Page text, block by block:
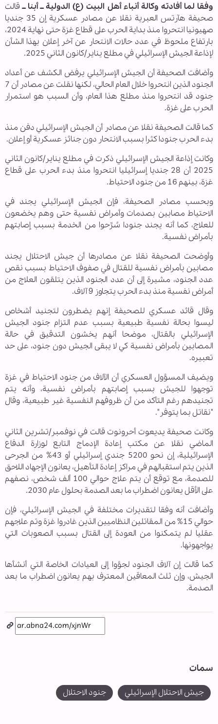
وفقا لما أفادته وكالة أنباء أهل البيت (ع) الدولية ــ أبنا ــقالت
صحيفة هآرتس العبرية نقلا عن مصادر عسكرية إن 35 جنديا
صهيونيا انتحروا منذ بداية الحرب على قطاع غزة حتى نهاية 2024،
بارتفاع ملحوظ في عدد حالات الانتحار عن آخر إعلان بهذا الشأن
لإذاعة الجيش الإسرائيلي في مطلع يناير/كانون الثاني 2025.
وأضافت الصحيفة أن الجيش الإسرائيلي يرفض الكشف عن أعداد
الجنود الذين انتحروا خلال العام الحالي، لكنها نقلت عن مصادر أن 7
جنود قد انتحروا منذ مطلع هذا العام، وأن السبب هو استمرار
الحرب على غزة.
كما قالت الصحيفة نقلا عن مصادر أن الجيش الإسرائيلي دفن منذ
بدء الحرب جنودا كثرا بسبب الانتحار دون جنائز عسكرية أو إعلان.
وكانت إذاعة الجيش الإسرائيلي ذكرت في مطلع يناير/كانون الثاني
2025 أن 28 جنديا إسرائيليا انتحروا منذ بدء الحرب على قطاع
غزة، بينهم 16 من جنود الاحتياط.
وبحسب مصادر الصحيفة، فإن الجيش الإسرائيلي يجند في
الاحتياط مصابين بصدمات وأمراض نفسية حتى وهم يخضعون
للعلاج، كما أنه يجند جنودا سُرِّحوا من الخدمة بسبب إصابتهم
بأمراض نفسية.
وأوضحت الصحيفة نقلا عن مصادرها أن جيش الاحتلال يجند
مصابين بأمراض نفسية للقتال في صفوف الاحتياط بسبب نقص
عدد الجنود، مشيرة إلى أن عدد الجنود الذين يتلقون العلاج من
أمراض نفسية منذ بدء الحرب يتجاوز 9 آلاف.
وقال قائد عسكري للصحيفة إنهم يضطرون لتجنيد أشخاص
ليسوا بحالة نفسية طبيعية بسبب عدم التزام جنود الجيش
الإسرائيلي بالقتال، موضحا أنهم يخشون التدقيق في حالة
المصابين بأمراض نفسية كي لا يبقى الجيش دون جنود، على حد
تعبيره.
ويضيف المسؤول العسكري أن الآلاف من جنود الاحتياط في غزة
توجهوا للجيش بسبب إصابتهم بأمراض نفسية، وأنه يتم
تجنيدهم رغم التأكد من أن ظروفهم النفسية غير طبيعية، وقال
"نقاتل بما يتوفر".
وكانت صحيفة يديعوت أحرونوت قالت في نوفمبر/تشرين الثاني
الماضي نقلا عن مكتب إعادة الإدماج التابع لوزارة الدفاع
الإسرائيلية، إن نحو 5200 جندي إسرائيلي أو 43% من الجرحى
الذين يتم استقبالهم في مراكز إعادة التأهيل، يعانون الإجهاد اللاحق
للصدمة، مع توقع أن يتم علاج حوالي 100 ألف شخص، نصفهم
على الأقل يعانون اضطراب ما بعد الصدمة بحلول عام 2030.
وأضافت أنه وفقا لتقديرات مختلفة في الجيش الإسرائيلي، فإن
حوالي 15% من المقاتلين النظاميين الذين غادروا غزة وتم علاجهم
عقليا لم يتمكنوا من العودة إلى القتال بسبب الصعوبات التي
يواجهونها.
كما قالت إن آلاف الجنود لجؤوا إلى العيادات الخاصة التي أنشأها
الجيش، وإن ثلث المعاقين المعترف بهم يعانون اضطراب ما بعد
الصدمة.
سمات
جيش الاحتلال الإسرائيلي جنود الاحتلال